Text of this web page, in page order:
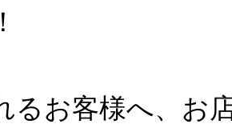
るお客様へ、お